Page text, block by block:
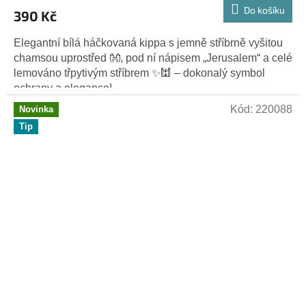
390 Kč Do košíku
Elegantní bílá háčkovaná kippa s jemně stříbrně vyšitou
chamsou uprostřed 👐, pod ní nápisem „Jerusalem“ a celé
lemováno třpytivým stříbrem ✨🕍 – dokonalý symbol
ochrany a elegance!
Novinka
Tip
Kód: 220088